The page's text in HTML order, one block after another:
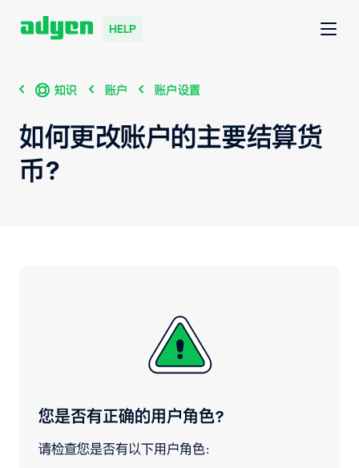
HELP
知识 账户 账户设置
如何更改账户的主要结算货
币？
您是否有正确的用户角色？
请检查您是否有以下用户角色：